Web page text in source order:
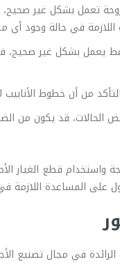
تعمل بشكل غير
اللازمة في حالة وجود أي
يعمل بشكل غير صحيح،
من أن خطوط
الحالات، قد يكون من
واستخدام قطع
على المساعدة اللازمة
في مجال تصنيع